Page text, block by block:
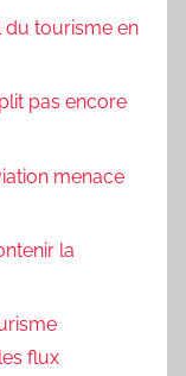
du tourisme en
pas encore
menace
la
flux